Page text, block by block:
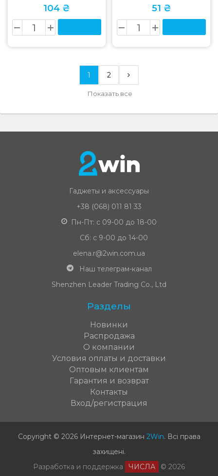
104 ₴ 51 ₴
Показать все
1 2
Гаджеты и аксессуары
+38 (068) 011 81 33
Пн-Пт: с 09-00 до 18-00
Сб: с 9-00 до 14-00
elena.r@2win.com.ua
Наш телеграм-канал
Shenzhen Leader Trading Co., Ltd
Разделы
Новинки
Распродажа
О компании
Условия оплаты и доставки
Оптовым клиентам
Гарантия и возврат
Контакты
Вход/регистрация
Copyright © 2026 Интернет-магазин 2Win. Всі права
захищені.
Разработка и поддержка
ЧИСЛА © 2026